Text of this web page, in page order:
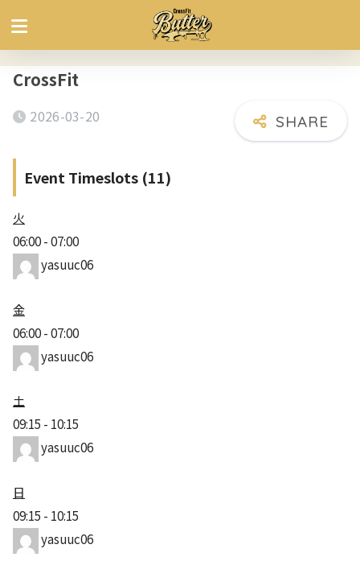
CrossFit
2026-03-20
Event Timeslots (11)
火
06:00-07:00
yasuuc06
金
06:00-07:00
yasuuc06
土
09:15 - 10:15
yasuuc06
日
09:15 - 10:15
yasuuc06